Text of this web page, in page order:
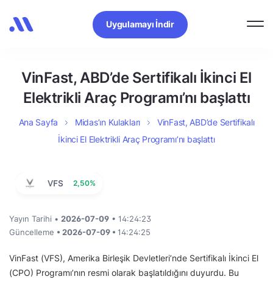
Uygulamayı İndir
VinFast, ABD’de Sertifikalı İkinci El
Elektrikli Araç Programı’nı başlattı
Ana Sayfa Midas’ın Kulakları
VinFast, ABD’de Sertifikalı
İkinci El Elektrikli Araç Programı’nı başlattı
VFS 2,50%
Yayın Tarihi • 2026-07-09 • 14:24:23
Güncelleme • 2026-07-09 • 14:24:25
VinFast (VFS), Amerika Birleşik Devletleri’nde Sertifikalı İkinci El
(CPO) Programı’nın resmi olarak başlatıldığını duyurdu. Bu